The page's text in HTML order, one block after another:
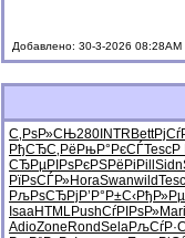
Добавлено: 30-3-2026 08:28AM
С‚РѕР»СЊ280 INTR Bett
РђСЂС‚Рё РњР°РєСЃTescР
СЂРµРІРѕРєРЅРёРі Pill Sidn
РїРѕСЃР»HoraSwanwildTesc
РљРѕСЂРј Р’Р°Р±С‹
IsaaHTMLPushСѓРІРѕР»Mari
AdioZone RondSela